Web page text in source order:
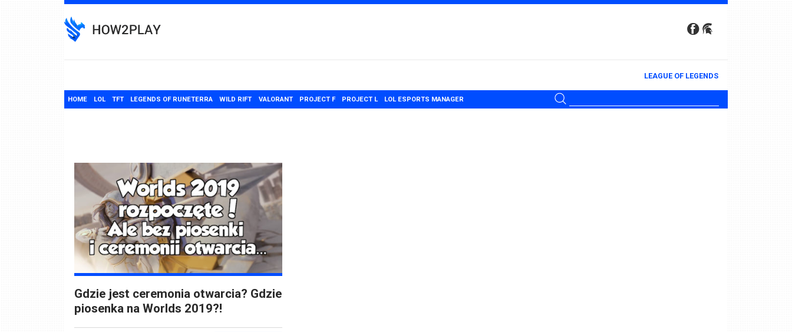
to
content
LEAGUE OF LEGENDS
HOME LOL TFT LEGENDS OF RUNETERRA WILD RIFT VALORANT PROJECT F PROJECT L LOL ESPORTS MANAGER
Gdzie jest ceremonia otwarcia? Gdzie
piosenka na Worlds 2019?!